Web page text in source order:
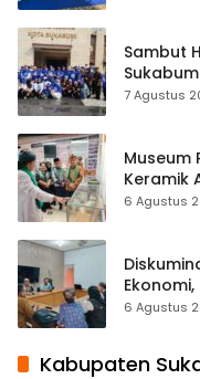
Sambut
ASRI
7 Agustus
Museum
Keramik
Hampir
6 Agustus
Terbuka
6 Agustus
Kabupaten